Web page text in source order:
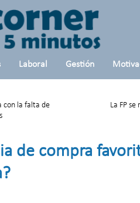
Laboral Gestión
con la falta de
La FP
de compra